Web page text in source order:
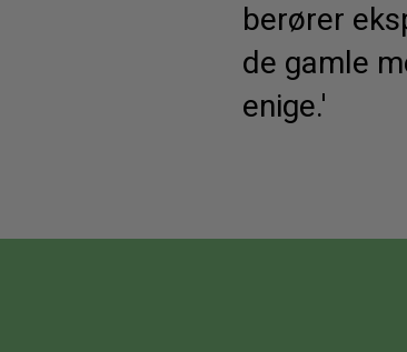
berører
de gamle
enige.'